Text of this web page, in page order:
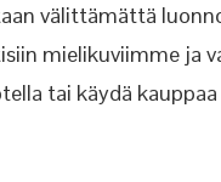
välittämättä
mielikuviimme ja
tai käydä kauppaa